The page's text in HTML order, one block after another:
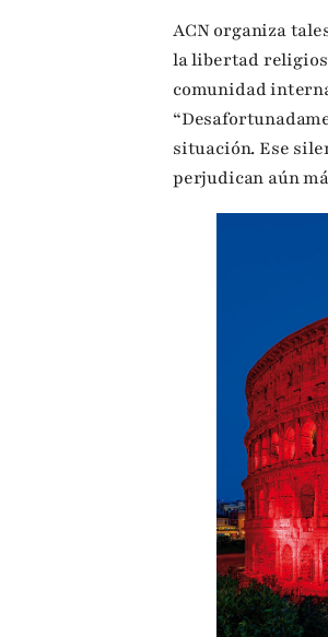
ACN organiza
la libertad
comunidad
situación. Ese
perjudican aún